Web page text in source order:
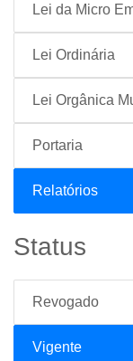
Lei da Micro
Lei Ordinária
Lei Orgânica
Portaria
Relatórios
Status
Revogado
Vigente